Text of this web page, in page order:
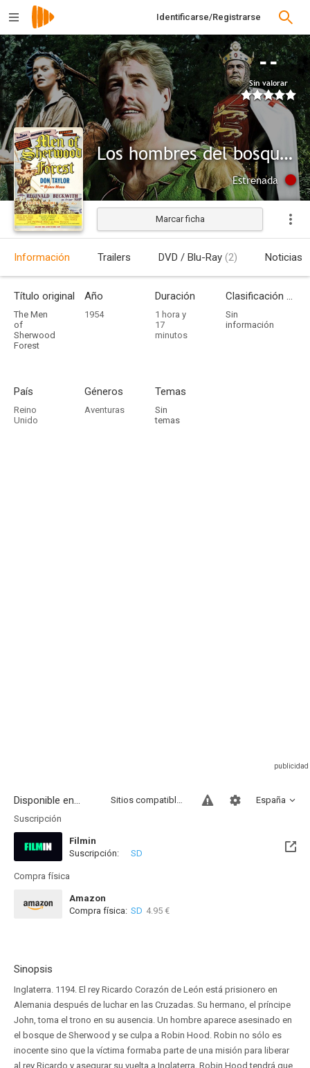
Identificarse/Registrarse
--
Sin valorar
Los hombres del bosque de Sherwood
Estrenada
Marcar ficha
Información Trailers DVD / Blu-Ray (2) Noticias
Título original
The Men
of
Sherwood
Forest
Año
1954
Duración
1 hora y
17
minutos
Clasificación por edades
Sin
información
País
Reino
Unido
Géneros
Aventuras
Temas
Sin
temas
Disponible en... España
Sitios compatibles
Suscripción
Filmin
Disponible hasta el Mié, 31 Dic 2031 (Quedan 5 años)
Suscripción: SD
Compra física
Amazon
Compra física: SD 4.95 €
Sinopsis
Inglaterra. 1194. El rey Ricardo Corazón de León está prisionero en
Alemania después de luchar en las Cruzadas. Su hermano, el príncipe
John, toma el trono en su ausencia. Un hombre aparece asesinado en
el bosque de Sherwood y se culpa a Robin Hood. Robin no sólo es
inocente sino que la víctima formaba parte de una misión para liberar
al rey Ricardo y asegurar su vuelta a Inglaterra. Robin Hood tendrá que